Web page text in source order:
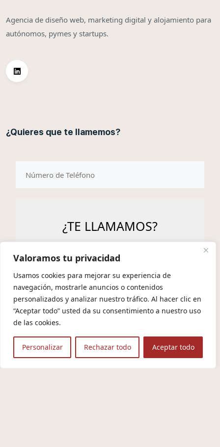
Valoramos tu privacidad
Usamos cookies para mejorar su experiencia de
navegación, mostrarle anuncios o contenidos
personalizados y analizar nuestro tráfico. Al hacer clic en
“Aceptar todo” usted da su consentimiento a nuestro uso
de las cookies.
Personalizar Rechazar todo Aceptar todo
Agencia de diseño web, marketing digital y alojamiento para
autónomos, pymes y startups.
¿Quieres que te llamemos?
Agente Digitalizador
Somos Agente Digitalizador autorizado, integrados en las
principales redes comunitarias y estatales como Acelera